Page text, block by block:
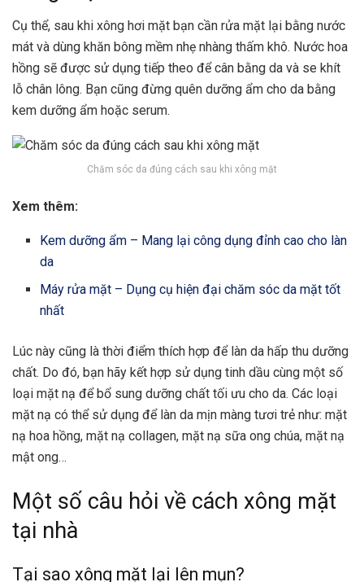
Cụ thể, sau khi xông hơi mặt bạn cần rửa mặt lại bằng nước
mát và dùng khăn bông mềm nhẹ nhàng thấm khô. Nước hoa
hồng sẽ được sử dụng tiếp theo để cân bằng da và se khít
lỗ chân lông. Bạn cũng đừng quên dưỡng ẩm cho da bằng
kem dưỡng ẩm hoặc serum.
Chăm sóc da đúng cách sau khi xông mặt
Xem thêm:
Kem dưỡng ẩm – Mang lại công dụng đỉnh cao cho làn
da
Máy rửa mặt – Dụng cụ hiện đại chăm sóc da mặt tốt
nhất
Lúc này cũng là thời điểm thích hợp để làn da hấp thu dưỡng
chất. Do đó, bạn hãy kết hợp sử dụng tinh dầu cùng một số
loại mặt nạ để bổ sung dưỡng chất tối ưu cho da. Các loại
mặt nạ có thể sử dụng để làn da mịn màng tươi trẻ như: mặt
nạ hoa hồng, mặt nạ collagen, mặt nạ sữa ong chúa, mặt nạ
mật ong…
Một số câu hỏi về cách xông mặt
tại nhà
Tại sao xông mặt lại lên mụn?